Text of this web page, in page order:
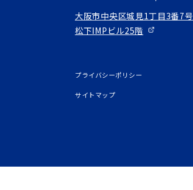
大阪市中央区城見1丁目3番7号
松下IMPビル25階
プライバシーポリシー
サイトマップ